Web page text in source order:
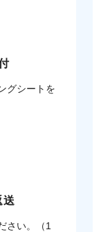
グシートを
送
さい。（1